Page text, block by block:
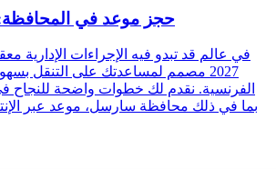
حجز موعد في المحافظة:
في عالم قد تبدو فيه الإجراءات الإدارية
2027 مصمم لمساعدتك على التنقل
الفرنسية. نقدم لك خطوات واضحة للنجاح
بما في ذلك محافظة سارسل، موعد عبر